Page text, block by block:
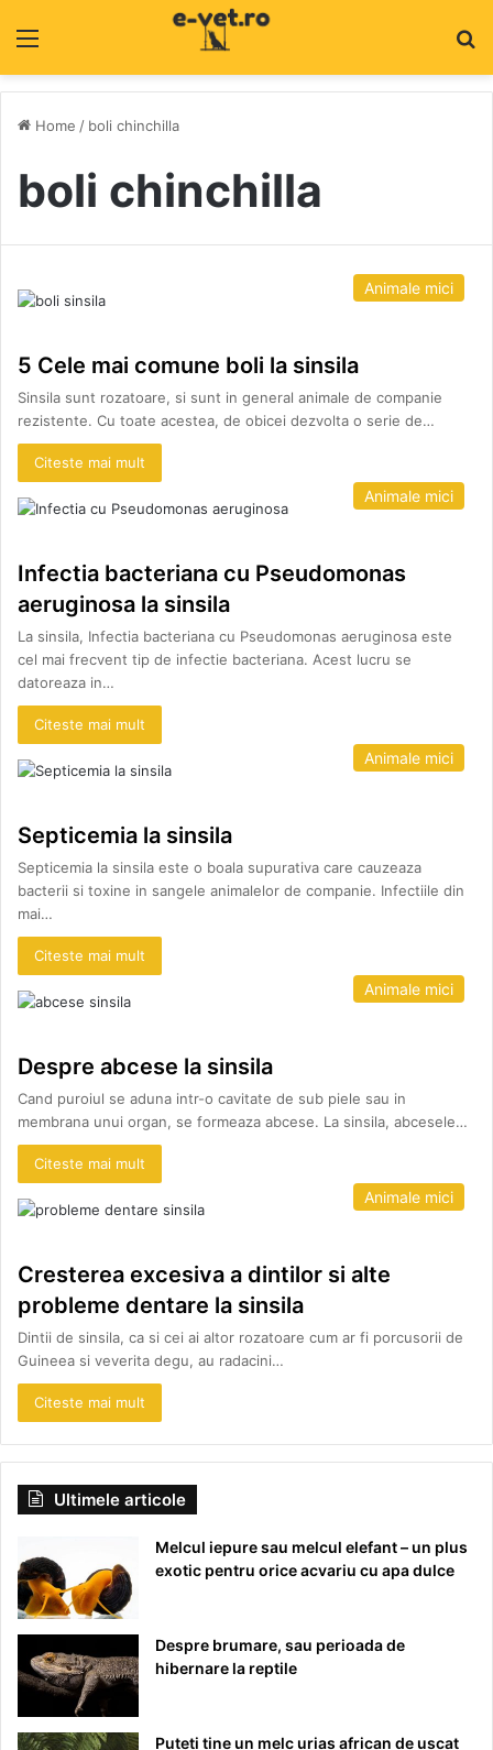
Home / boli chinchilla
boli chinchilla
Animale mici
5 Cele mai comune boli la sinsila
Sinsila sunt rozatoare, si sunt in general animale de companie
rezistente. Cu toate acestea, de obicei dezvolta o serie de…
Citeste mai mult
Animale mici
Infectia bacteriana cu Pseudomonas
aeruginosa la sinsila
La sinsila, Infectia bacteriana cu Pseudomonas aeruginosa este
cel mai frecvent tip de infectie bacteriana. Acest lucru se
datoreaza in…
Citeste mai mult
Animale mici
Septicemia la sinsila
Septicemia la sinsila este o boala supurativa care cauzeaza
bacterii si toxine in sangele animalelor de companie. Infectiile din
mai…
Citeste mai mult
Animale mici
Despre abcese la sinsila
Cand puroiul se aduna intr-o cavitate de sub piele sau in
membrana unui organ, se formeaza abcese. La sinsila, abcesele…
Citeste mai mult
Animale mici
Cresterea excesiva a dintilor si alte
probleme dentare la sinsila
Dintii de sinsila, ca si cei ai altor rozatoare cum ar fi porcusorii de
Guineea si veverita degu, au radacini…
Citeste mai mult
Ultimele articole
Melcul iepure sau melcul elefant – un plus
exotic pentru orice acvariu cu apa dulce
Despre brumare, sau perioada de
hibernare la reptile
Puteti tine un melc urias african de uscat